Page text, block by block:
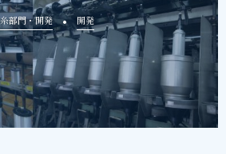
糸部門・開発 開発